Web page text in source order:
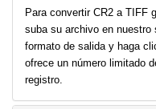
Para convertir CR2 a TIFF
suba su archivo en
formato de salida y haga
ofrece un número limitado
registro.